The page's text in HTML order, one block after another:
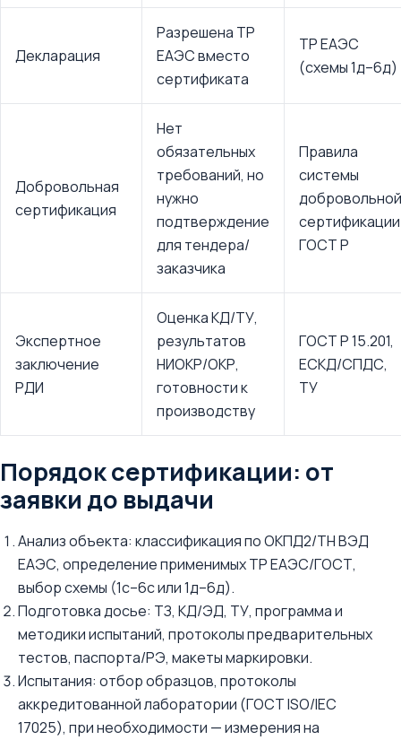
Декларация
Разрешена ТР
ЕАЭС вместо
сертификата
ТР ЕАЭС
(схемы 1д–6д)
Добровольная
сертификация
Нет
обязательных
требований, но
нужно
подтверждение
для тендера/
заказчика
Правила
системы
добровольной
сертификации
ГОСТ Р
Экспертное
заключение
РДИ
Оценка КД/ТУ,
результатов
НИОКР/ОКР,
готовности к
производству
ГОСТ Р 15.201,
ЕСКД/СПДС,
ТУ
Порядок сертификации: от
заявки до выдачи
Анализ объекта: классификация по ОКПД2/ТН ВЭД
ЕАЭС, определение применимых ТР ЕАЭС/ГОСТ,
выбор схемы (1с–6с или 1д–6д).
Подготовка досье: ТЗ, КД/ЭД, ТУ, программа и
методики испытаний, протоколы предварительных
тестов, паспорта/РЭ, макеты маркировки.
Испытания: отбор образцов, протоколы
аккредитованной лаборатории (ГОСТ ISO/IEC
17025), при необходимости — измерения на